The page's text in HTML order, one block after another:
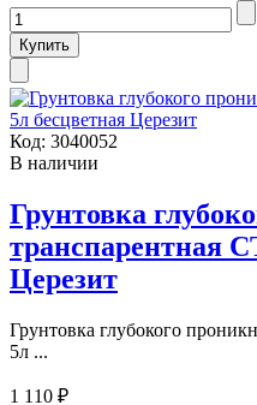
Код: 3040052
В наличии
Грунтовка
транспарентная
Церезит
Грунтовка глубокого
5л ...
1 110 ₽